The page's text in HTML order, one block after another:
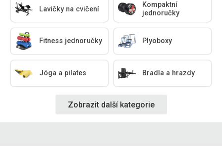
Lavičky na cvičení
Kompaktní
jednoručky
Fitness jednoručky Plyoboxy
Jóga a pilates Bradla a hrazdy
Zobrazit další kategorie